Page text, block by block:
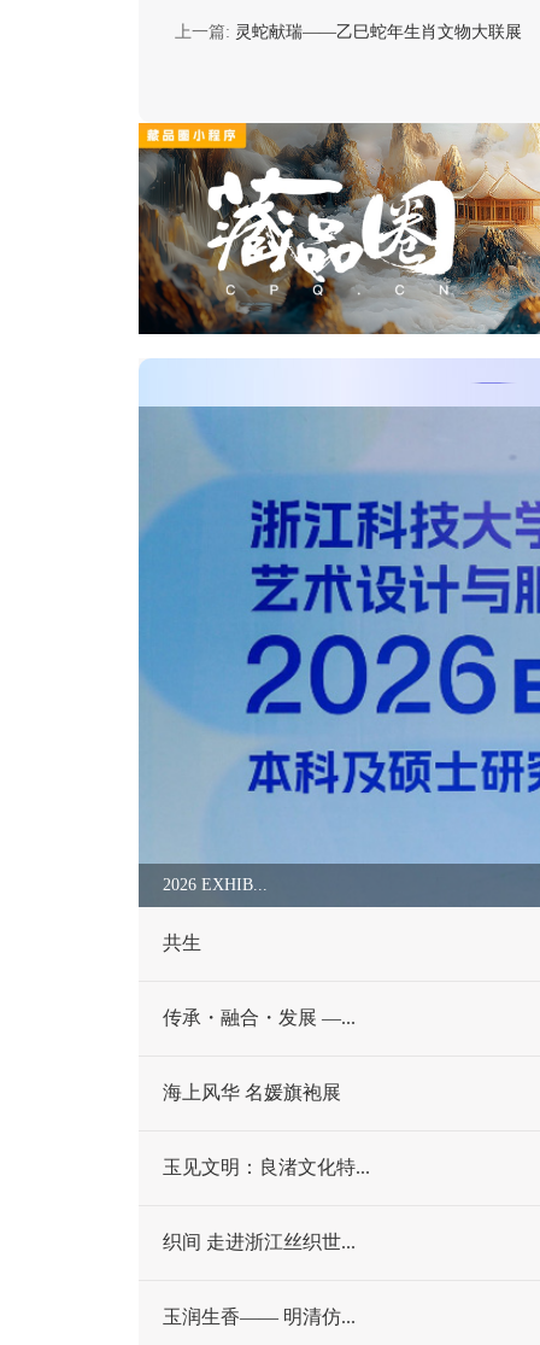
上一篇: 灵蛇献瑞——乙巳蛇年生肖文物大联展
2026 EXHIB...
共生
传承・融合・发展 —...
海上风华 名媛旗袍展
玉见文明：良渚文化特...
织间 走进浙江丝织世...
玉润生香—— 明清仿...